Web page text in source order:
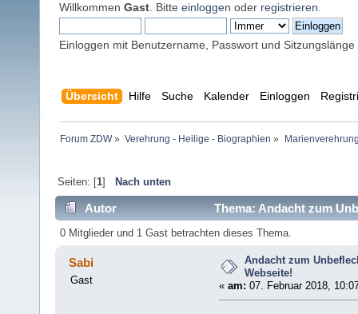
Willkommen Gast . Bitte einloggen oder registrieren
Einloggen mit Benutzername, Passwort und Sitzungslänge
Übersicht Hilfe Suche Kalender Einloggen
Forum ZDW» Verehrung - Heilige - Biographien »
Seiten: [1] Nach unten
Autor Thema: Andacht zum
0 Mitglieder und 1 Gast betrachten dieses Thema.
Sabi
Gast
Andacht zum
Webseite!
« am: 07. Februar 2018,